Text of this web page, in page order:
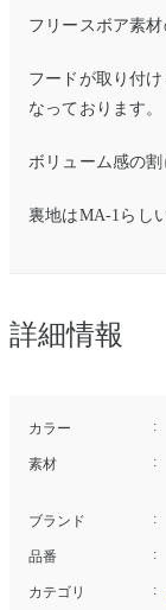
フリースボア素
フードが取り付
なっております。
ボリューム感の割
裏地はMA-1らし
詳細情報
カラー
素材
ブランド
品番
カテゴリ